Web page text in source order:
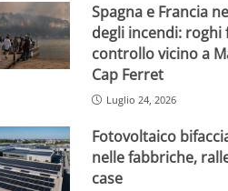
Spagna e Francia
degli incendi: roghi
controllo vicino a
Cap Ferret
Luglio 24, 2026
Fotovoltaico
nelle fabbriche,
case